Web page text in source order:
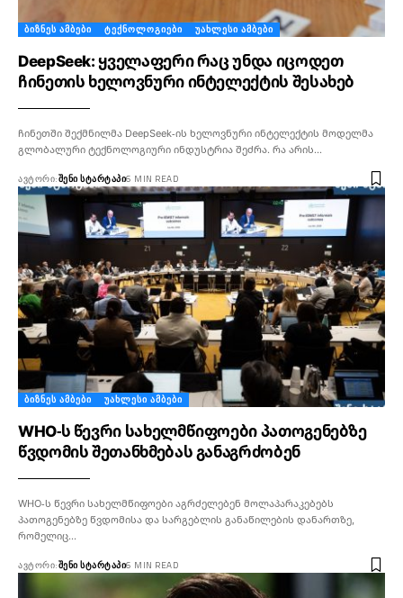
ᲑᲘᲖᲜᲔᲡ ᲐᲛᲑᲔᲑᲘ ᲢᲔᲥᲜᲝᲚᲝᲒᲘᲔᲑᲘ ᲣᲐᲮᲚᲔᲡᲘ ᲐᲛᲑᲔᲑᲘ
DeepSeek: ყველაფერი რაც უნდა იცოდეთ
ჩინეთის ხელოვნური ინტელექტის შესახებ
ჩინეთში შექმნილმა DeepSeek-ის ხელოვნური ინტელექტის მოდელმა
გლობალური ტექნოლოგიური ინდუსტრია შეძრა. რა არის…
ᲐᲕᲢᲝᲠᲘ:ᲨᲔᲜᲘ ᲡᲢᲐᲠᲢᲐᲞᲘ6 MIN READ
ᲑᲘᲖᲜᲔᲡ ᲐᲛᲑᲔᲑᲘ ᲣᲐᲮᲚᲔᲡᲘ ᲐᲛᲑᲔᲑᲘ
WHO-ს წევრი სახელმწიფოები პათოგენებზე
წვდომის შეთანხმებას განაგრძობენ
WHO-ს წევრი სახელმწიფოები აგრძელებენ მოლაპარაკებებს
პათოგენებზე წვდომისა და სარგებლის განაწილების დანართზე,
რომელიც…
ᲐᲕᲢᲝᲠᲘ:ᲨᲔᲜᲘ ᲡᲢᲐᲠᲢᲐᲞᲘ6 MIN READ